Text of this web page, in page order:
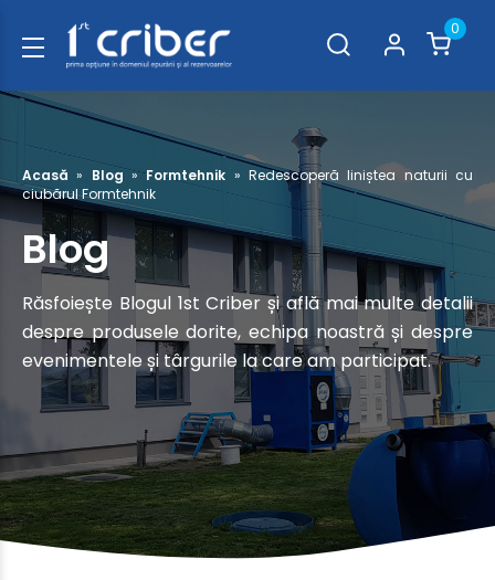
0
Acasă » Blog»Formtehnik »Redescoperă liniștea naturii cu
ciubărul Formtehnik
Blog
Răsfoiește Blogul 1st Criber și află mai multe detalii
despre produsele dorite, echipa noastră și despre
evenimentele și târgurile la care am participat.